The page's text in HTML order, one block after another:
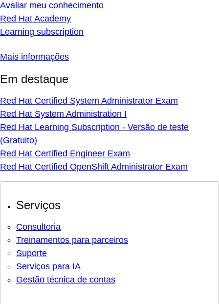
Avaliar meu conhecimento
Red Hat Academy
Learning subscription
Mais informações
Em destaque
Red Hat Certified System Administrator Exam
Red Hat System Administration I
Red Hat Learning Subscription - Versão de teste
(Gratuito)
Red Hat Certified Engineer Exam
Red Hat Certified OpenShift Administrator Exam
Serviços
Consultoria
Treinamentos para parceiros
Suporte
Serviços para IA
Gestão técnica de contas